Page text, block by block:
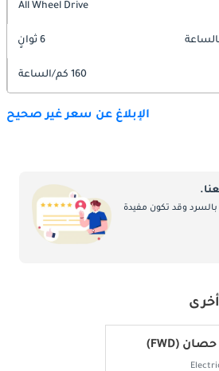
All Wheel Drive
6 ثوانٍ
160 كم/الساعة
الإبلاغ عن سعر غير صحيح
وقد تكون مفيدة